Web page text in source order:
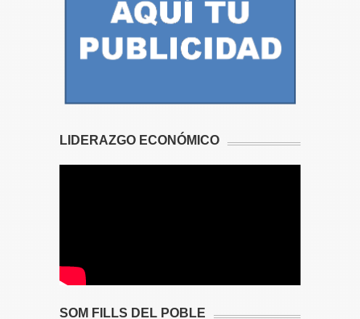
LIDERAZGO ECONÓMICO
SOM FILLS DEL POBLE